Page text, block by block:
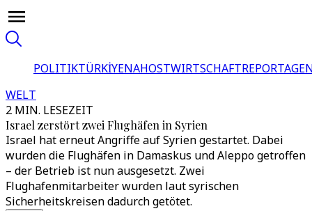
POLITIKTÜRKİYENAHOSTWIRTSCHAFT
WELT
2 MIN. LESEZEIT
Israel zerstört zwei Flughäfen in Syrien
Israel hat erneut Angriffe auf Syrien gestartet. Dabei
wurden die Flughäfen in Damaskus und Aleppo getroffen
– der Betrieb ist nun ausgesetzt. Zwei
Flughafenmitarbeiter wurden laut syrischen
Sicherheitskreisen dadurch getötet.